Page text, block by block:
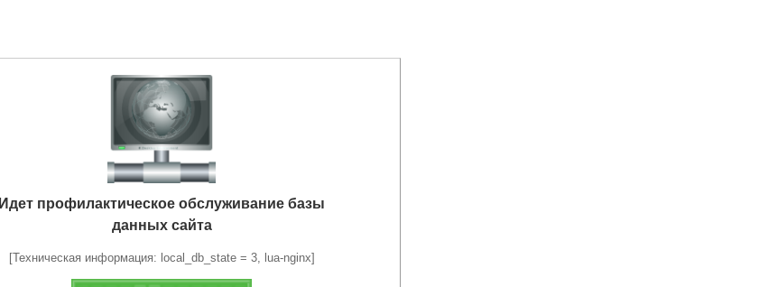
Идет профилактическое обслуживание базы
данных сайта
[Техническая информация: local_db_state = 3, lua-nginx]